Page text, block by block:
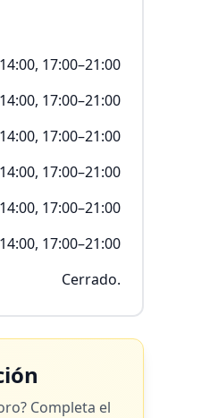
17:00–21:00
17:00–21:00
17:00–21:00
17:00–21:00
17:00–21:00
17:00–21:00
Cerrado.
Completa el